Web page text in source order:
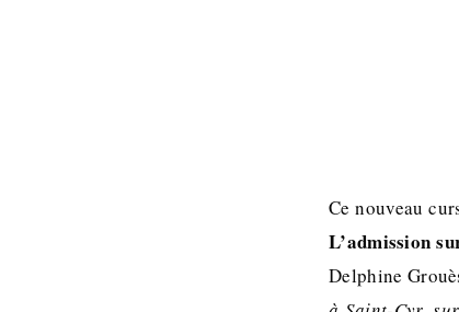
Ce nouveau
L’admission
Delphine